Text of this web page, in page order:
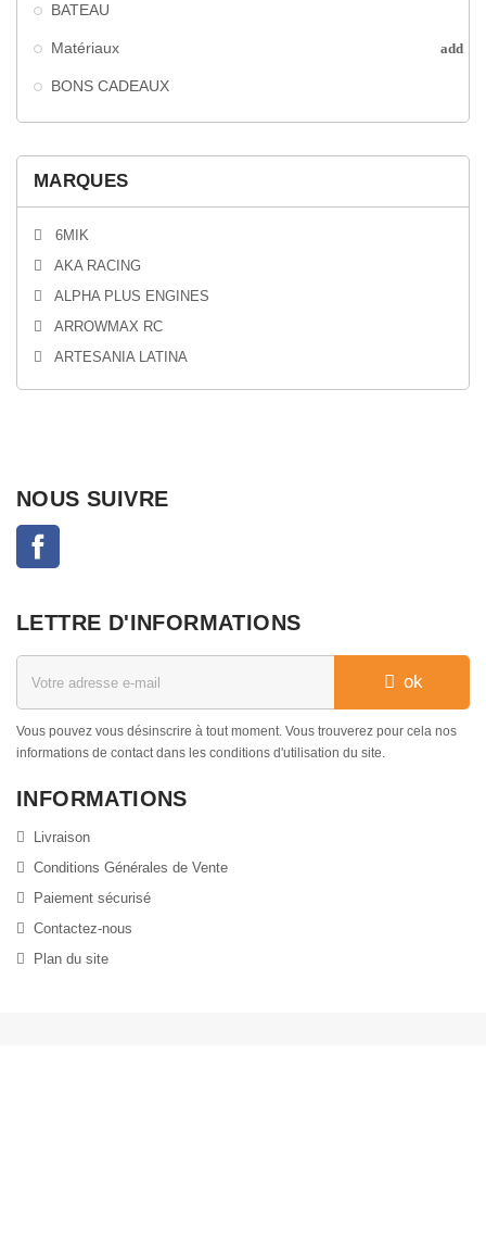
BATEAU
Matériaux add
BONS CADEAUX
MARQUES
6MIK
AKA RACING
ALPHA PLUS ENGINES
ARROWMAX RC
ARTESANIA LATINA
NOUS SUIVRE
LETTRE D'INFORMATIONS
ok
Vous pouvez vous désinscrire à tout moment. Vous trouverez pour cela nos
informations de contact dans les conditions d'utilisation du site.
INFORMATIONS
Livraison
Conditions Générales de Vente
Paiement sécurisé
Contactez-nous
Plan du site